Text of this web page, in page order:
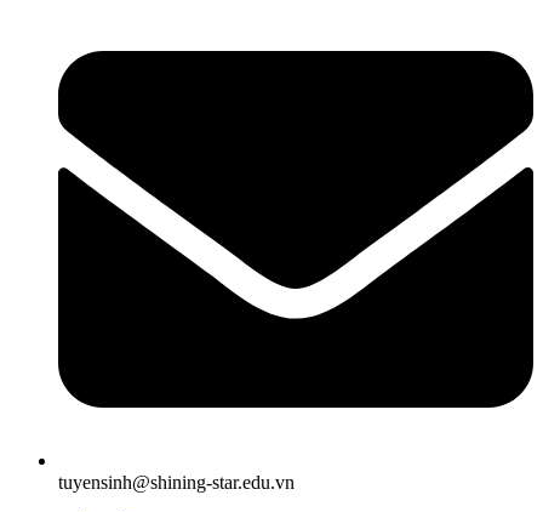
tuyensinh@shining-star.edu.vn